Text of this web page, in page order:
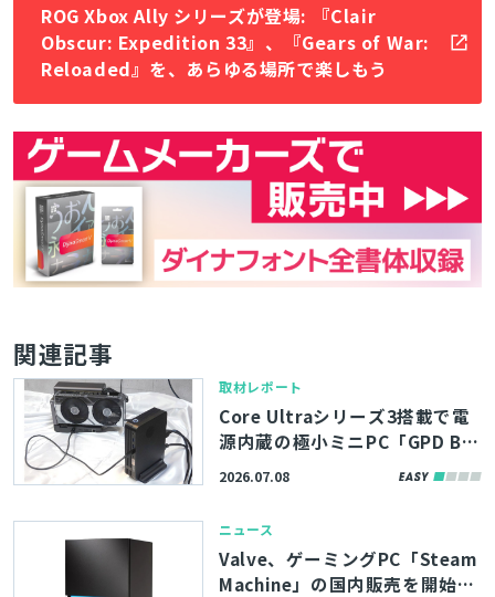
ROG Xbox Ally シリーズが登場: 『Clair
Obscur: Expedition 33』、『Gears of War:
Reloaded』を、あらゆる場所で楽しもう
関連記事
取材レポート
Core Ultraシリーズ3搭載で電
源内蔵の極小ミニPC「GPD BO
X」＆約1.6kgの軽量eGPUドッ
2026.07.08
ニュース
Valve、ゲーミングPC「Steam
Machine」の国内販売を開始。
検索